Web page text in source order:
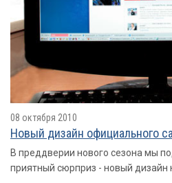
08 октября 2010
Новый дизайн официального
В преддверии нового сезона мы
приятный сюрприз - новый дизайн